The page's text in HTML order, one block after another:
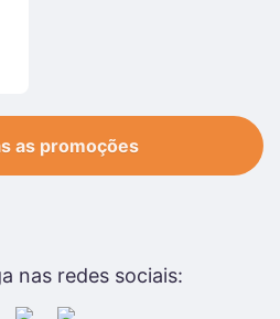
as promoções
nas redes sociais: